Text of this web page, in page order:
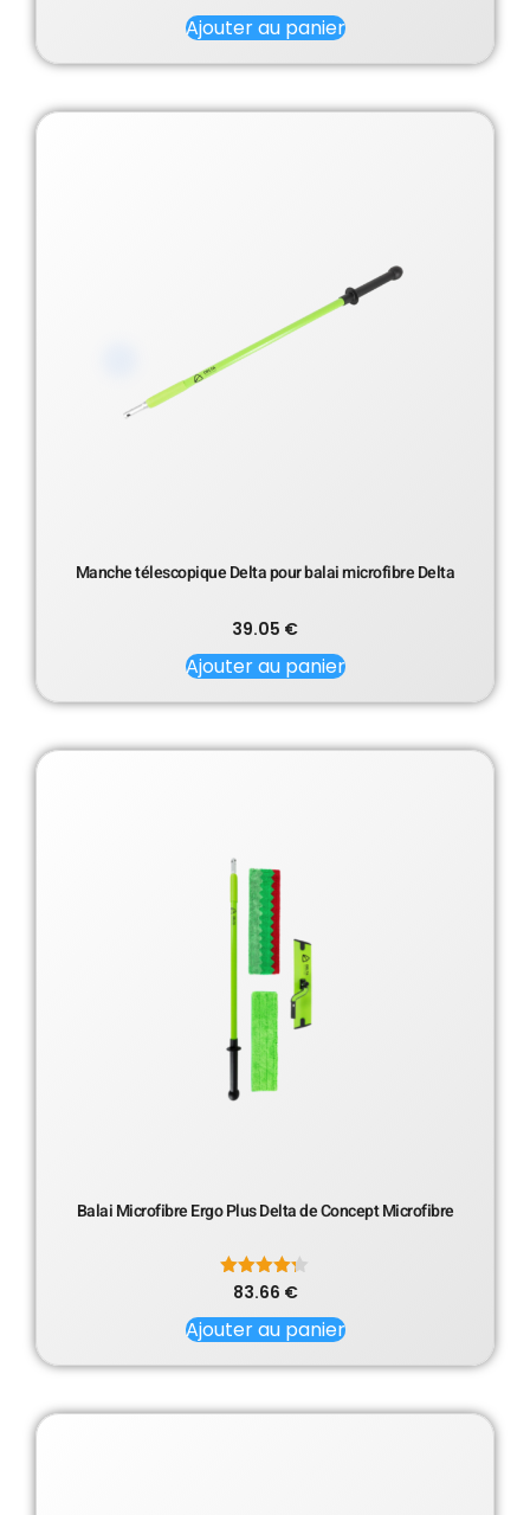
Ajouter au panier
Manche télescopique Delta pour balai microfibre Delta
39.05 €
Ajouter au panier
Balai Microfibre Ergo Plus Delta de Concept Microfibre
Note
sur 5
83.66 €
Ajouter au panier